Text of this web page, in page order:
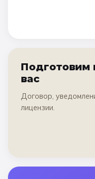
Подготовим
вас
Договор,
лицензии.